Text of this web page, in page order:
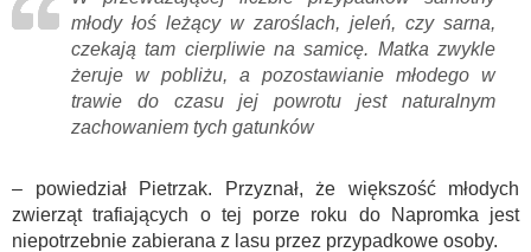
młody łoś leżący w zaroślach, jeleń, czy sarna,
czekają tam cierpliwie na samicę. Matka zwykle
żeruje w pobliżu, a pozostawianie młodego w
trawie do czasu jej powrotu jest naturalnym
zachowaniem tych gatunków
– powiedział Pietrzak. Przyznał, że większość młodych
zwierząt trafiających o tej porze roku do Napromka jest
niepotrzebnie zabierana z lasu przez przypadkowe osoby.